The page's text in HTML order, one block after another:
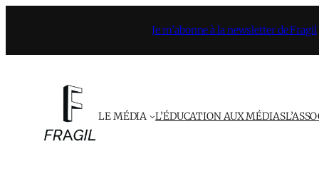
contenu
Je m’abonne à la newsletter de Fragil
LE MÉDIA L’ÉDUCATION AUX MÉDIAS